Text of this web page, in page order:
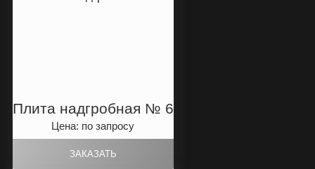
Плита надгробная № 6
Цена: по запросу